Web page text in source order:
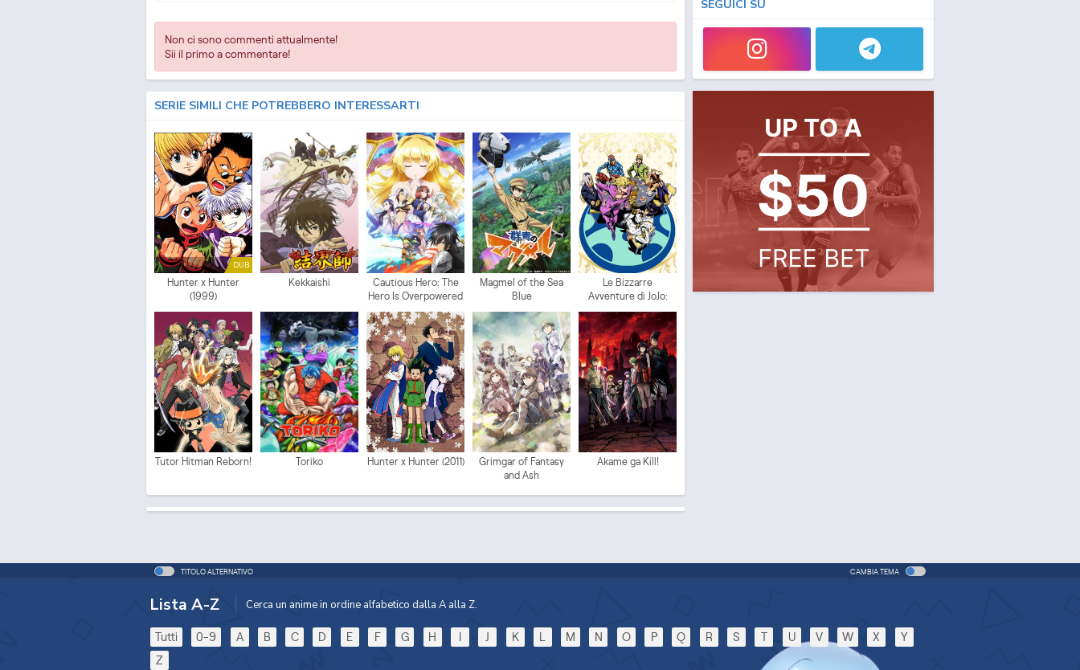
Non ci sono commenti attualmente!
Sii il primo a commentare!
SERIE SIMILI CHE POTREBBERO INTERESSARTI
DUB
Hunter x Hunter
(1999)
Kekkaishi
Cautious Hero: The
Hero Is Overpowered
but Overly Cautious
Magmel of the Sea
Blue
Le Bizzarre
Avventure di JoJo:
Vento Aureo
Tutor Hitman Reborn! Toriko Hunter x Hunter (2011)
Grimgar of Fantasy
and Ash
Akame ga Kill!
One Piece: L'ultima esibizione
One Piece: L'ultima esibizione
(ITA)
One Piece Movie 05:
Norowareta Seiken
Movie - 2004 - 1h e 35 min/ep
One Piece Movie 05:
Norowareta Seiken (ITA)
Movie - 2004 - 1h e 35 min/ep
One Piece Movie 06: Omatsuri
One Piece Movie 07: Karakuri-
SEGUICI SU
TITOLO ALTERNATIVO CAMBIA TEMA
Lista A-Z Cerca un anime in ordine alfabetico dalla A alla Z.
Tutti 0-9 A B C D E F G H I J K L M N O P Q R S T U V W X
Y
Z